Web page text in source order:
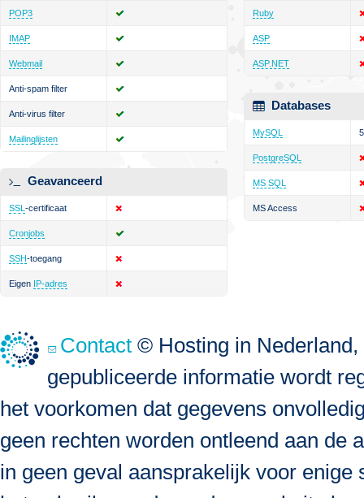
POP3
IMAP
Webmail
Anti-spam filter
Anti-virus filter
Mailinglijsten
Geavanceerd
SSL -certificaat
Cronjobs
SSH-toegang
Eigen IP-adres
Ruby
ASP
ASP.NET
Databases
MySQL
PostgreSQL
MS SQL
MS Access
Contact © Hosting in
gepubliceerde informatie wordt
het voorkomen dat gegevens
geen rechten worden ontleend aan de
in geen geval aansprakelijk voor